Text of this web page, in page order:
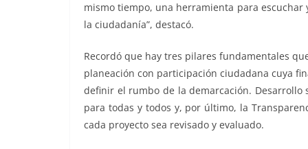
mismo tiempo, una herramienta para
la ciudadanía”, destacó.
Recordó que hay tres pilares fundamentales
planeación con participación ciudadana cuya
definir el rumbo de la demarcación.
para todas y todos y, por último, la
cada proyecto sea revisado y evaluado.